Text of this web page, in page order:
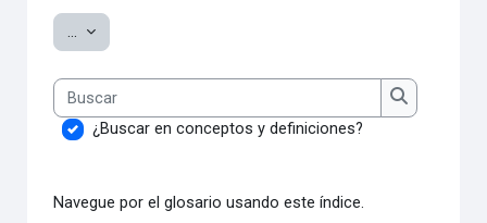
... Exportar entradas
Buscar
Buscar
¿Buscar en conceptos y definiciones?
Navegue por el glosario usando este índice.